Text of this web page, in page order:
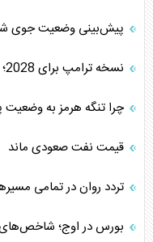
پیش‌بینی وضعیت جوی شمال ایران تا 23
نسخه ترامپ برای 2028؛ حمایت محرمانه از نامزدی جی‌دی ونس
چرا تنگه هرمز به
قیمت نفت صعودی ماند
تردد روان در تمامی
بورس در اوج؛ شاخص‌های